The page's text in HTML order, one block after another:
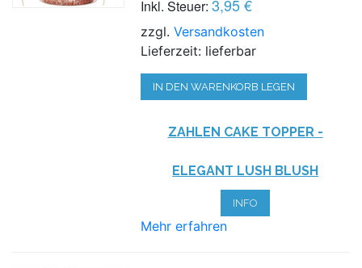
Inkl. Steuer: 3,95 €
zzgl.Versandkosten
Lieferzeit: lieferbar
IN DEN WARENKORB LEGEN
ZAHLEN CAKE TOPPER-
ELEGANT LUSH BLUSH
INFO
Mehr erfahren